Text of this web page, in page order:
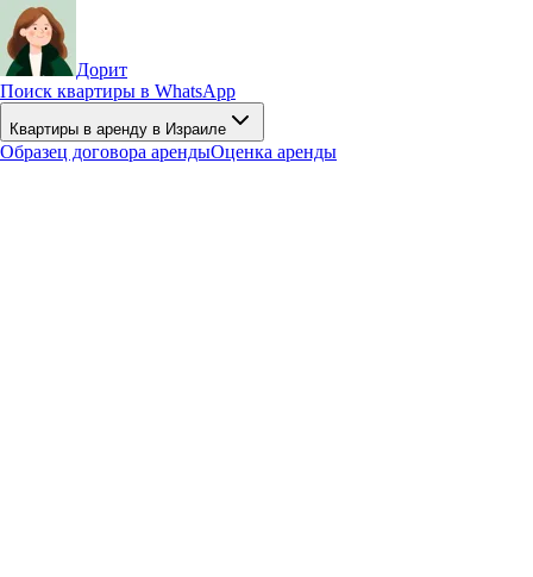
Дорит
Поиск квартиры в WhatsApp
Квартиры в аренду в Израиле
Образец договора арендыОценка аренды